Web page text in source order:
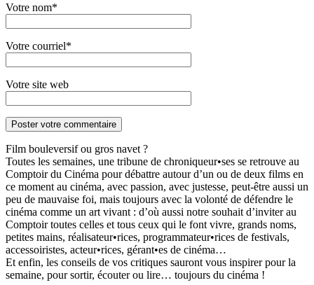
Votre nom*
Votre courriel*
Votre site web
Film bouleversif ou gros navet ?
Toutes les semaines, une tribune de chroniqueur•ses se retrouve au
Comptoir du Cinéma pour débattre autour d’un ou de deux films en
ce moment au cinéma, avec passion, avec justesse, peut-être aussi un
peu de mauvaise foi, mais toujours avec la volonté de défendre le
cinéma comme un art vivant : d’où aussi notre souhait d’inviter au
Comptoir toutes celles et tous ceux qui le font vivre, grands noms,
petites mains, réalisateur•rices, programmateur•rices de festivals,
accessoiristes, acteur•rices, gérant•es de cinéma…
Et enfin, les conseils de vos critiques sauront vous inspirer pour la
semaine, pour sortir, écouter ou lire… toujours du cinéma !